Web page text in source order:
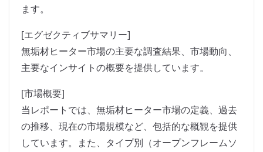
ます。
[エグゼクティブサマリー]
無垢材ヒーター市場の主要な調査結果、市場動向、
主要なインサイトの概要を提供しています。
[市場概要]
当レポートでは、無垢材ヒーター市場の定義、過去
の推移、現在の市場規模など、包括的な概観を提供
しています。また、タイプ別（オープンフレームソ